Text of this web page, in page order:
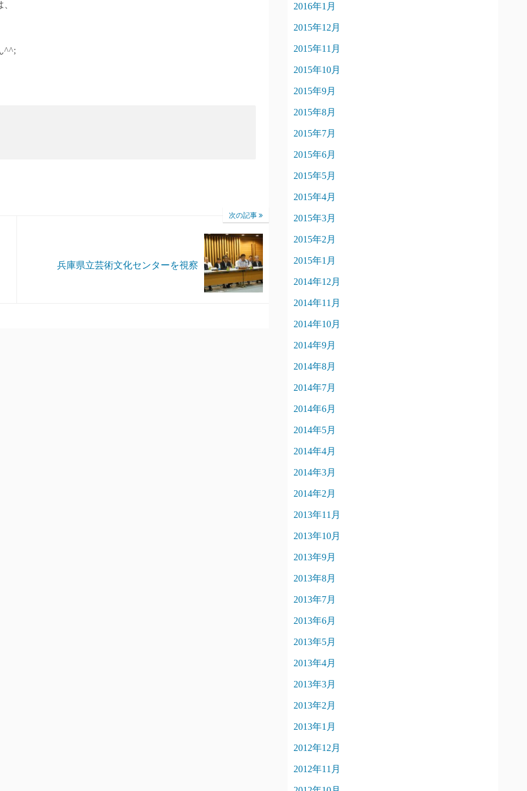
^^;
次の記事
兵庫県立芸術文化センターを視察
2016年1月
2015年12月
2015年11月
2015年10月
2015年9月
2015年8月
2015年7月
2015年6月
2015年5月
2015年4月
2015年3月
2015年2月
2015年1月
2014年12月
2014年11月
2014年10月
2014年9月
2014年8月
2014年7月
2014年6月
2014年5月
2014年4月
2014年3月
2014年2月
2013年11月
2013年10月
2013年9月
2013年8月
2013年7月
2013年6月
2013年5月
2013年4月
2013年3月
2013年2月
2013年1月
2012年12月
2012年11月